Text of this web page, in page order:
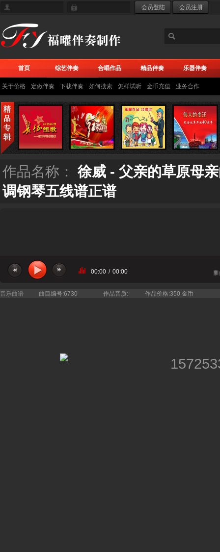
首页 综艺伴奏 合唱作品 精品伴奏 乐器伴奏
关于价格 定做伴奏 下载伴奏 如何搜索 怎样试听 金币充值 业务合作
作品名称： 徐威 - 父亲的草原母
调钢琴五线谱正谱
当前曲目： 徐威 - 父亲的草原母亲
00:00 / 00:00
音乐曲谱 曲目编号:6730 作品音质: 作品价格:350 金币